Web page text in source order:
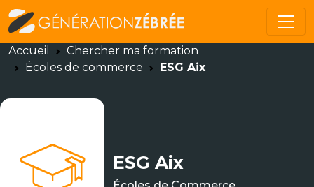
Accueil
Chercher ma formation
Écoles de commerce
ESG Aix
ESG Aix